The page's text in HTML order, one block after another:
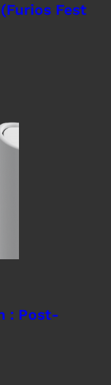
Fest
: Post-